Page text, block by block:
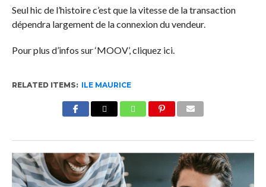
Seul hic de l’histoire c’est que la vitesse de la transaction
dépendra largement de la connexion du vendeur.
Pour plus d’infos sur ‘MOOV’, cliquez ici.
RELATED ITEMS: ILE MAURICE